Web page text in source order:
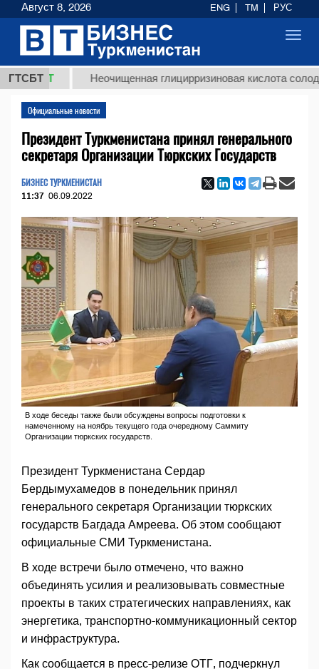
ГТСБТ Неочищенная глицирризиновая кислота солодкового
Официальные новости
Президент Туркменистана принял генерального
секретаря Организации Тюркских Государств
БИЗНЕС ТУРКМЕНИСТАН
11:37 06.09.2022
В ходе беседы также были обсуждены вопросы подготовки к
намеченному на ноябрь текущего года очередному Саммиту
Организации тюркских государств.
Президент Туркменистана Сердар
Бердымухамедов в понедельник принял
генерального секретаря Организации тюркских
государств Багдада Амреева. Об этом сообщают
официальные СМИ Туркменистана.
В ходе встречи было отмечено, что важно
объединять усилия и реализовывать совместные
проекты в таких стратегических направлениях, как
энергетика, транспортно-коммуникационный сектор
и инфраструктура.
Как сообщается в пресс-релизе ОТГ, подчеркнул
Август 8, 2026 ENG TM РУС